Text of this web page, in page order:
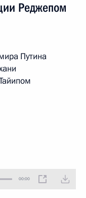
Реджепом
Путина
00:00